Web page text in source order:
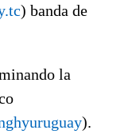
) banda de
la
).